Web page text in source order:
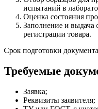
испытаний в
Оценка состояния
Заполнение и выдача
регистрации товара.
Срок подготовки
Требуемые
Заявка;
Реквизиты заявителя;